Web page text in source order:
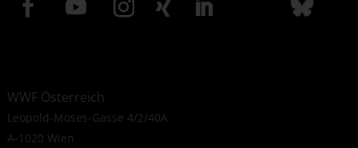
WWF Österreich
Leopold-Moses-Gasse 4/2/40A
A-1020 Wien